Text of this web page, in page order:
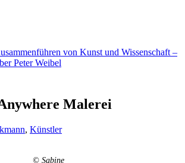
von Kunst und Wissenschaft –
Peter Weibel
Malerei
, Künstler
© Sabine